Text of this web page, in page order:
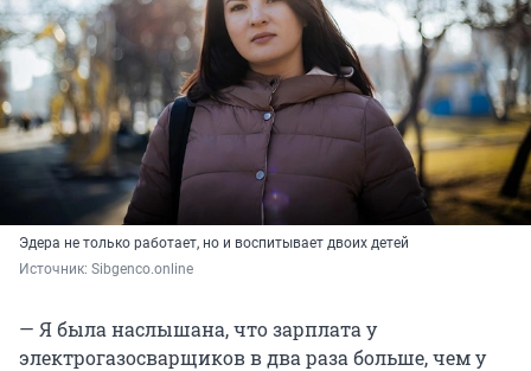
Эдера не только работает, но и воспитывает двоих детей
Источник: Sibgenco.online
— Я была наслышана, что зарплата у
электрогазосварщиков в два раза больше, чем у